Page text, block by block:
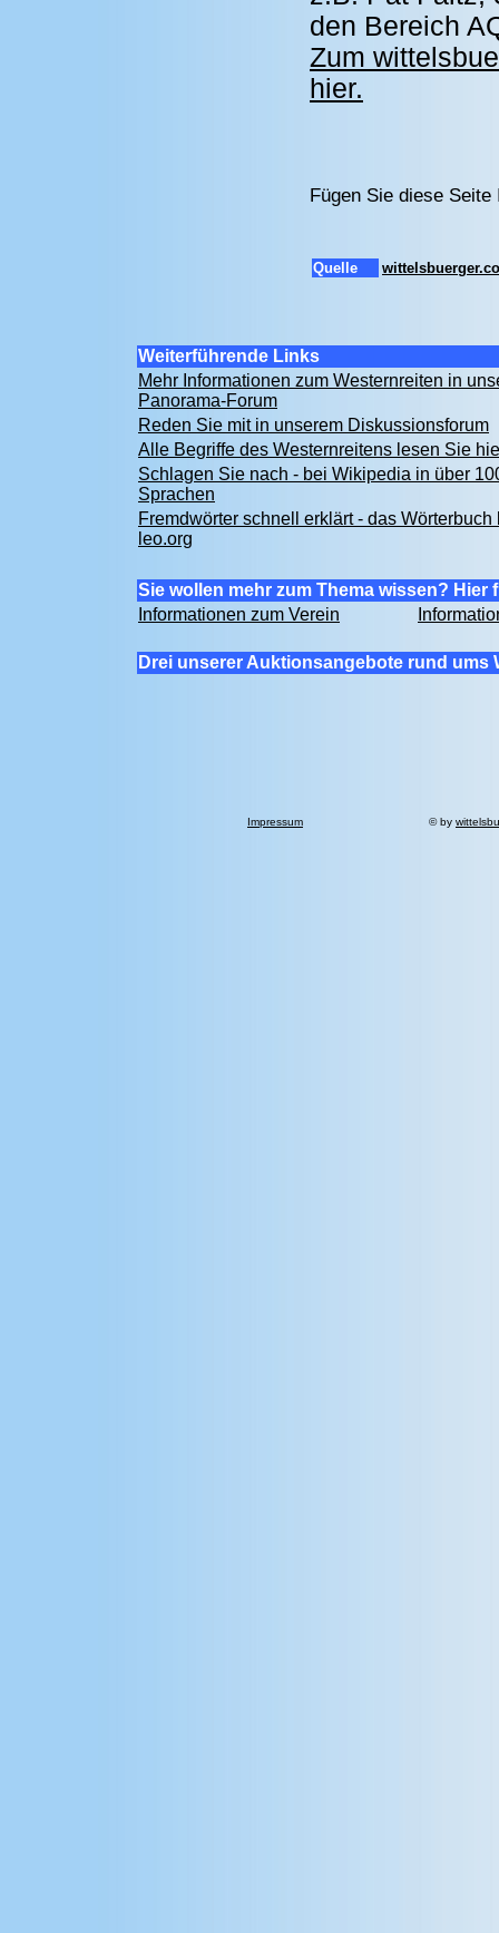
den Bereich
Zum
hier.
Fügen Sie diese
Quelle
Weiterführende Links
Mehr Informationen zum Westernreiten in
Panorama-Forum
Reden Sie mit in unserem Diskussionsforum
Alle Begriffe des Westernreitens lesen Sie
Schlagen Sie nach - bei Wikipedia in über
Sprachen
Fremdwörter schnell erklärt - das Wörterbuch
leo.org
Sie wollen mehr zum Thema wissen? Hier
Informationen zum Verein
Drei unserer Auktionsangebote rund ums
Impressum © by